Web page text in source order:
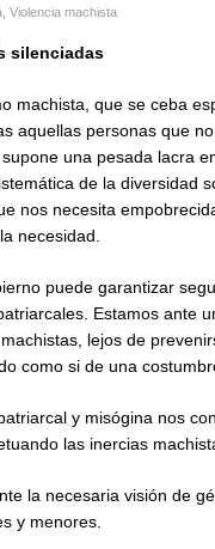
Violencia machista
silenciadas
machista, que se ceba
aquellas personas que
una pesada lacra
de la diversidad
nos necesita
necesidad.
puede garantizar
Estamos ante
lejos de
como si de una
y misógina nos
las inercias
la necesaria visión de
y menores.